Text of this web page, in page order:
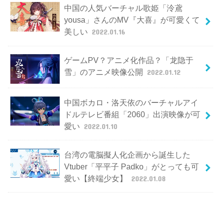
中国の人気バーチャル歌姫「泠鳶
yousa」さんのMV『大喜』が可愛くて
美しい 2022.01.16
ゲームPV？アニメ化作品？「龙隐于
雪」のアニメ映像公開
2022.01.12
中国ボカロ・洛天依のバーチャルアイ
ドルテレビ番組「2060」出演映像が可
愛い 2022.01.10
台湾の電脳擬人化企画から誕生した
Vtuber「平平子 Padko」がとっても可
愛い【終端少女】
2022.01.08